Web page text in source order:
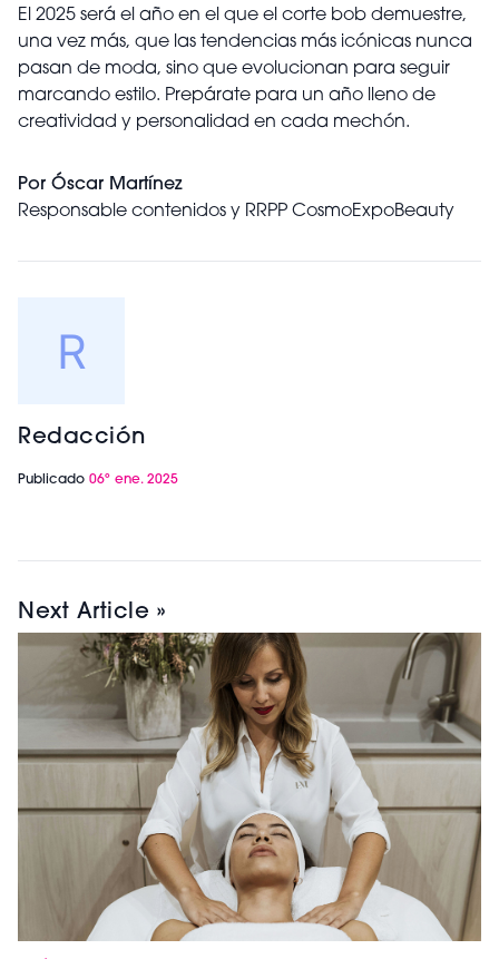
El 2025 será el año en el que el corte bob demuestre,
una vez más, que las tendencias más icónicas nunca
pasan de moda, sino que evolucionan para seguir
marcando estilo. Prepárate para un año lleno de
creatividad y personalidad en cada mechón.
Por Óscar Martínez
Responsable contenidos y RRPP CosmoExpoBeauty
Redacción
Publicado 06º ene. 2025
Next Article »